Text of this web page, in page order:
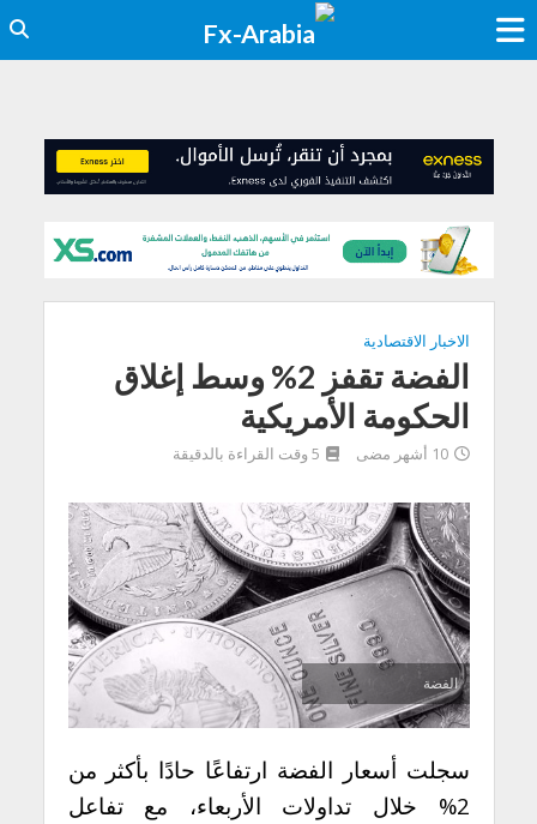
الاخبار الاقتصادية
الفضة تقفز 2% وسط إغلاق
الحكومة الأمريكية
10 أشهر مضى 5 وقت القراءة بالدقيقة
الفضة
سجلت أسعار الفضة ارتفاعًا حادًا بأكثر من
2% خلال تداولات الأربعاء، مع تفاعل